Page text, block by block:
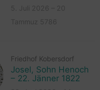
Friedhof Kobersdorf
Josel, Sohn Henoch
– 22. Jänner 1822